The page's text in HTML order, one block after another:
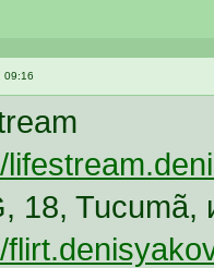
09:16
18,